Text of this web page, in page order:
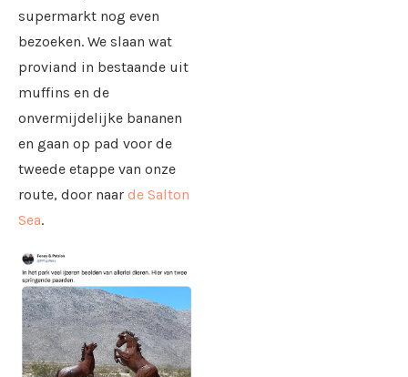
supermarkt nog even
bezoeken. We slaan wat
proviand in bestaande uit
muffins en de
onvermijdelijke bananen
en gaan op pad voor de
tweede etappe van onze
route, door naar de Salton
Sea.